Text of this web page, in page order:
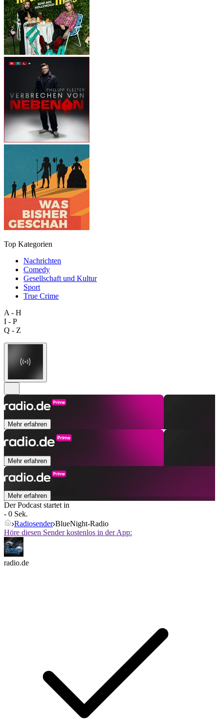
Top Kategorien
Nachrichten
Comedy
Gesellschaft und Kultur
Sport
True Crime
A - H
I - P
Q - Z
Mehr erfahren
Mehr erfahren
Mehr erfahren
Der Podcast startet in
- 0 Sek.
Radiosender BlueNight-Radio
Höre diesen Sender kostenlos in der App:
radio.de